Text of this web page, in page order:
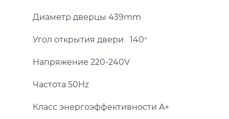
Диаметр дверцы 439mm
Угол открытия двери 140°
Напряжение 220-240V
Частота 50Hz
Класс энергоэффективности A+